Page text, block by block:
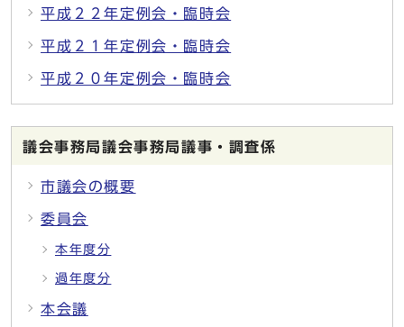
平成２２年定例会・臨時会
平成２１年定例会・臨時会
平成２０年定例会・臨時会
議会事務局議会事務局議事・調査係
市議会の概要
委員会
本年度分
過年度分
本会議